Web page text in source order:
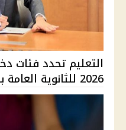
التعليم تحدد فئات
2026 للثانوية العامة بالد...